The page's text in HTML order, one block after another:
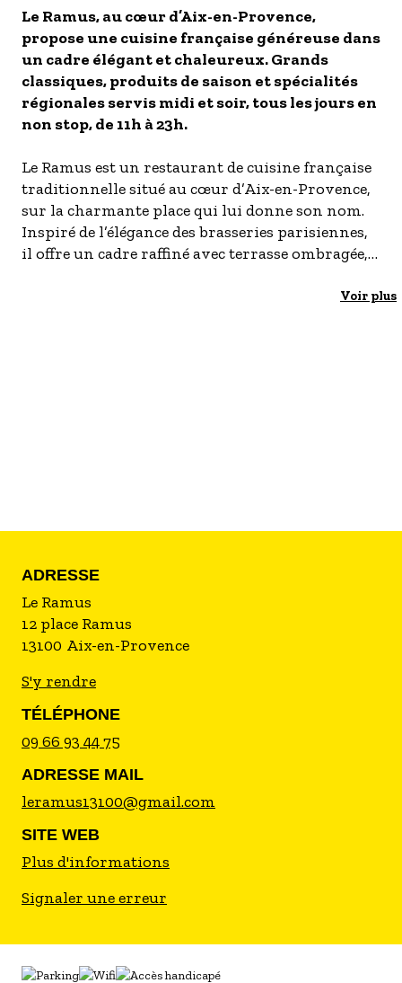
- Les établissements Accueil vélo
LES OFFRES MYPROVENCE
S'inscrire à nos newsletters
Le Ramus, au cœur d’Aix-en-Provence,
propose une cuisine française généreuse dans
un cadre élégant et chaleureux. Grands
classiques, produits de saison et spécialités
régionales servis midi et soir, tous les jours en
non stop, de 11h à 23h.
Le Ramus est un restaurant de cuisine française
traditionnelle situé au cœur d’Aix-en-Provence,
sur la charmante place qui lui donne son nom.
Inspiré de l’élégance des brasseries parisiennes,
il offre un cadre raffiné avec terrasse ombragée,
artisanales et lettrage signé par un artiste local.Voir plus
ADRESSE
Le Ramus
12 place Ramus
13100 Aix-en-Provence
S'y rendre
TÉLÉPHONE
09 66 93 44 75
ADRESSE MAIL
leramus13100@gmail.com
SITE WEB
Plus d'informations
Signaler une erreur